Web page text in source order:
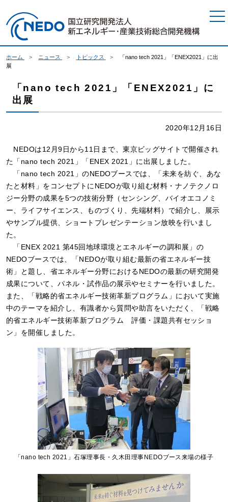
ホーム ニュース トピックス
「nano tech 2021」「ENEX2021」に出
展
「nano tech 2021」「ENEX2021」に
出展
2020年12月16日
NEDOは12月9日から11日まで、東京ビッグサイトで開催され
た「nano tech 2021」「ENEX 2021」に出展しました。
「nano tech 2021」のNEDOブースでは、「未来を紡ぐ、あな
たと材料」をコンセプトにNEDOが取り組む材料・ナノテクノロ
ジー分野の成果を5つの技術分野（センシング、バイオエコノミ
ー、ライフサイエンス、ものづくり、先端材料）で紹介し、展示
やサンプル提供、ショートプレゼンテーション放映を行いまし
た。
「ENEX 2021 第45回地球環境とエネルギーの調和展」の
NEDOブースでは、「NEDOが取り組む最新の省エネルギー技
術」と題し、省エネルギー分野におけるNEDOの最新の研究開発
成果について、パネル・試作品の展示やセミナーを行いました。
また、「戦略的省エネルギー技術革新プログラム」において実施
中のテーマを紹介し、有識者から質問や助言をいただく、「戦略
的省エネルギー技術革新プログラム 評価・課題共有セッショ
ン」を開催しました。
「nano tech 2021」石塚理事長・久木田理事NEDOブース来場の様子